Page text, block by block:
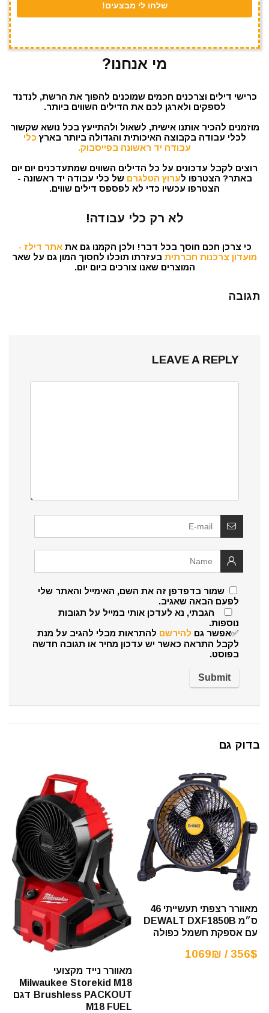
מי אנחנו?
כרישי דילים וצרכנים חכמים שמוכנים להפוך את הרשת, לנדנד
לספקים ולארגן לכם את הדילים השווים ביותר.
מוזמנים להכיר אותנו אישית, לשאול ולהתייעץ בכל נושא שקשור
לכלי עבודה בקבוצה האיכותית והגדולה ביותר בארץ כלי
עבודה יד ראשונה בפייסבוק.
רוצים לקבל עדכונים על כל הדילים השווים שמתעדכנים יום יום
באתר? הצטרפו לערוץ הטלגרם של כלי עבודה יד ראשונה -
הצטרפו עכשיו כדי לא לפספס דילים שווים.
לא רק כלי עבודה!
כי צרכן חכם חוסך בכל דבר! ולכן הקמנו גם אתאתר דילז -
מועדון צרכנות חברתית בעזרתו תוכלו לחסוך המון גם על שאר
המוצרים שאנו צורכים ביום יום.
תגובה
LEAVE A REPLY
שמור בדפדפן זה את השם, האימייל והאתר שלי
לפעם הבאה שאגיב.
הגבתי, נא לעדכן אותי במייל על תגובות
נוספות.
✅אפשר גם להירשם להתראות מבלי להגיב על מנת
לקבל התראה כאשר יש עדכון מחיר או תגובה חדשה
בפוסט.
בדוק גם
מאוורר רצפתי תעשייתי 46
ס״מ DEWALT DXF1850B
עם אספקת חשמל כפולה
356$ / 1069₪
מאוורר נייד מקצועי
Milwaukee Storekid M18
Brushless PACKOUT דגם
M18 FUEL